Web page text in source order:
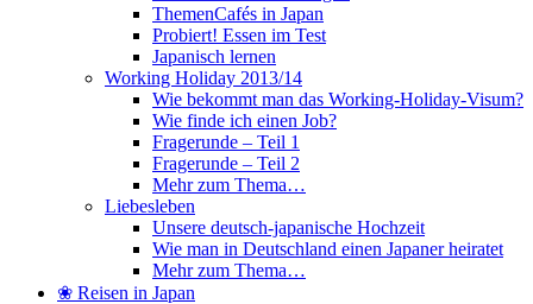
ThemenCafés in Japan
Probiert! Essen im Test
Japanisch lernen
Working Holiday 2013/14
Wie bekommt man das Working-Holiday-Visum?
Wie finde ich einen Job?
Fragerunde – Teil 1
Fragerunde – Teil 2
Mehr zum Thema…
Liebesleben
Unsere deutsch-japanische Hochzeit
Wie man in Deutschland einen Japaner heiratet
Mehr zum Thema…
❀ Reisen in Japan